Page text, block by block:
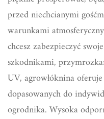
przed niechcianymi
warunkami
chcesz zabezpieczyć
szkodnikami,
UV, agrowłóknina
dopasowanych do
ogrodnika. Wysoka